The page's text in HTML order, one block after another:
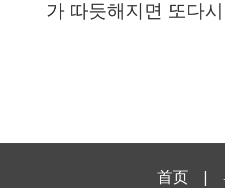
가 따듯해지면 또다
首页 |